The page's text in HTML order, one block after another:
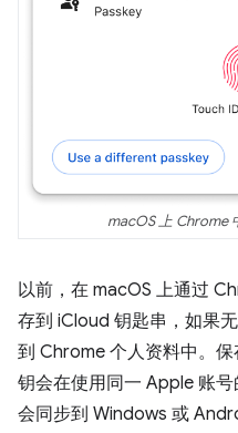
macOS 上 Chrome
以前，在 macOS 上通过
存到 iCloud 钥匙串，如果
到 Chrome 个人资料中。
钥会在使用同一 Apple 账
会同步到 Windows 或